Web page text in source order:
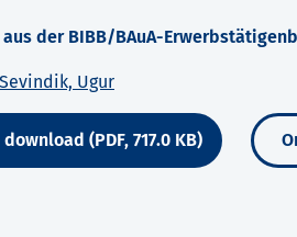
der BIBB/BAuA-
Sevindik, Ugur
download (PDF, 717.0 KB)